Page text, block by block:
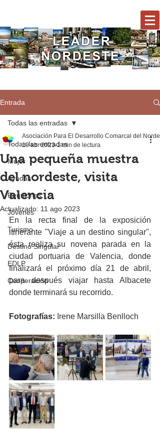
Entrada
Todas las entradas
Mujer
Ayudas
Reuniones
Jóvenes
Turismo
Destino Singular
EDLP
Cooperación
Todas las entradas
Una pequeña muestra
del nordeste, visita
Valencia
Asociación Para El Desarrollo Comarcal del
19 abr 2023 1 min de lectura
Actualizado: 11 ago 2023
En la recta final de la exposición
itinerante "Viaje a un destino singular",
ésta realiza su novena parada en la
ciudad portuaria de Valencia, donde
finalizará el próximo día 21 de abril,
para después viajar hasta Albacete
donde terminará su recorrido.
Fotografías: Irene Marsilla Benlloch